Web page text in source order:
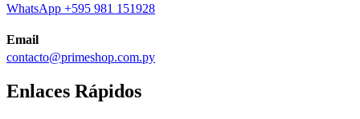
WhatsApp +595 981 151928
Email
contacto@primeshop.com.py
Enlaces Rápidos